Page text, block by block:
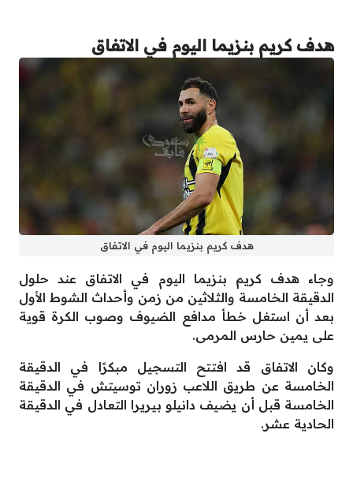
هدف كريم بنزيما اليوم في الاتفاق
هدف كريم بنزيما اليوم في الاتفاق
وجاء هدف كريم بنزيما اليوم في الاتفاق عند حلول
الدقيقة الخامسة والثلاثين من زمن وأحداث الشوط الأول
بعد أن استغل خطأ مدافع الضيوف وصوب الكرة قوية
على يمين حارس المرمى.
وكان الاتفاق قد افتتح التسجيل مبكرًا في الدقيقة
الخامسة عن طريق اللاعب زوران توسيتش في الدقيقة
الخامسة قبل أن يضيف دانيلو بيريرا التعادل في الدقيقة
الحادية عشر.